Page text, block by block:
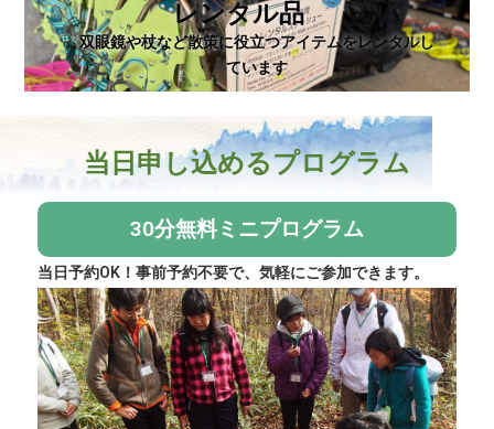
レンタル品
双眼鏡や杖など散策に役立つアイテムをレンタルし
ています
当日申し込めるプログラム
30分無料ミニプログラム
当日予約OK！事前予約不要で、気軽にご参加できます。